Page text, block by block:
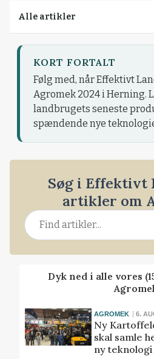
Alle artikler
KORT FORTALT
Følg med, når Effektivt
Agromek 2024 i Herning.
landbrugets seneste
spændende nye
Søg i Effektivt
artikler om
Dyk ned i alle vores
AGROMEK 6.
Ny
skal samle
ny teknologi